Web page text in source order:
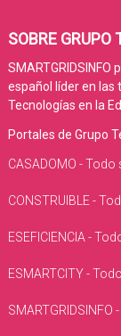
SOBRE GRUPO
SMARTGRIDSINFO
español líder en las
Tecnologías en la
Portales de Grupo
CASADOMO -
CONSTRUIBLE -
ESEFICIENCIA -
ESMARTCITY -